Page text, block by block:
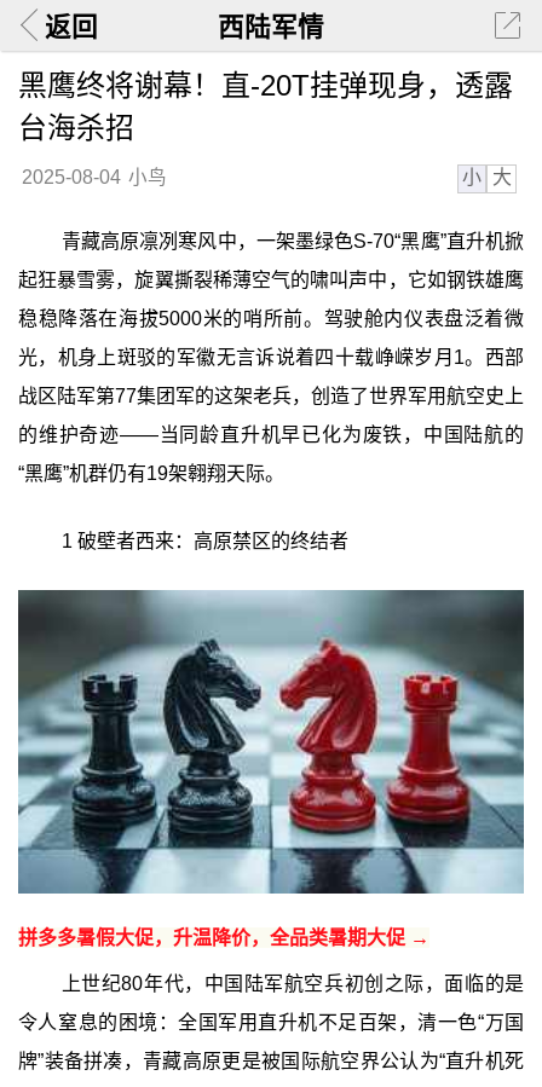
返回 西陆军情
黑鹰终将谢幕！直-20T挂弹现身，透露
台海杀招
2025-08-04 小鸟 小 大
青藏高原凛冽寒风中，一架墨绿色S-70“黑鹰”直升机掀
起狂暴雪雾，旋翼撕裂稀薄空气的啸叫声中，它如钢铁雄鹰
稳稳降落在海拔5000米的哨所前。驾驶舱内仪表盘泛着微
光，机身上斑驳的军徽无言诉说着四十载峥嵘岁月1。西部
战区陆军第77集团军的这架老兵，创造了世界军用航空史上
的维护奇迹——当同龄直升机早已化为废铁，中国陆航的
“黑鹰”机群仍有19架翱翔天际。
1 破壁者西来：高原禁区的终结者
拼多多暑假大促，升温降价，全品类暑期大促 →
上世纪80年代，中国陆军航空兵初创之际，面临的是
令人窒息的困境：全国军用直升机不足百架，清一色“万国
牌”装备拼凑，青藏高原更是被国际航空界公认为“直升机死